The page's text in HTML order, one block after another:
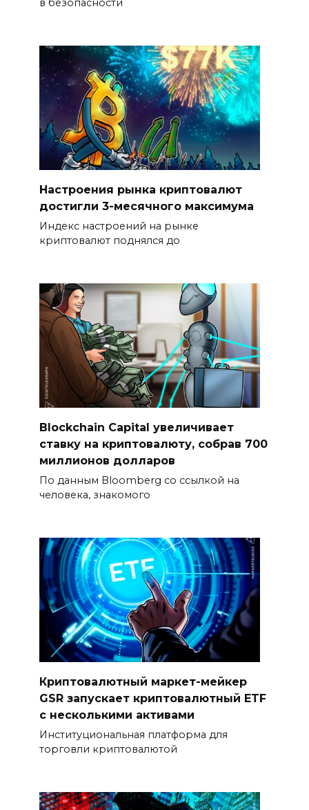
в безопасности
Настроения рынка криптовалют
достигли 3-месячного максимума
Индекс настроений на рынке
криптовалют поднялся до
Blockchain Capital увеличивает
ставку на криптовалюту, собрав 700
миллионов долларов
По данным Bloomberg со ссылкой на
человека, знакомого
Криптовалютный маркет-мейкер
GSR запускает криптовалютный ETF
с несколькими активами
Институциональная платформа для
торговли криптовалютой